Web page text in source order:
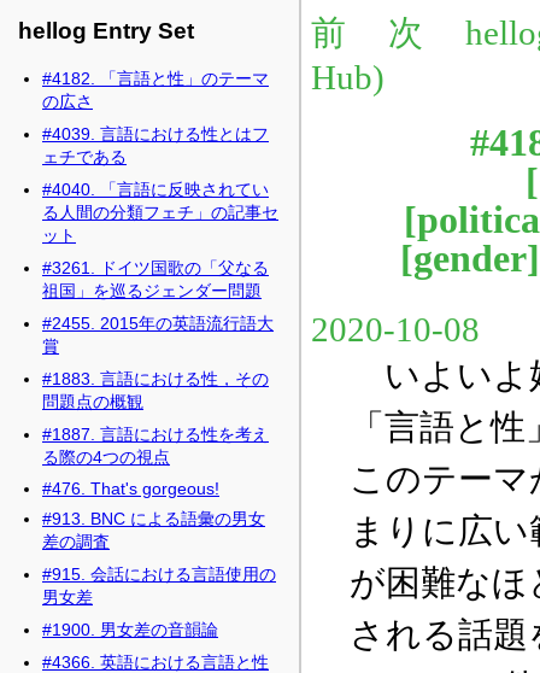
hellog Entry Set
#4182. 「言語と性」のテーマ
の広さ
#4039. 言語における性とはフ
ェチである
#4040. 「言語に反映されてい
る人間の分類フェチ」の記事セ
ット
#3261. ドイツ国歌の「父なる
祖国」を巡るジェンダー問題
#2455. 2015年の英語流行語大
賞
#1883. 言語における性，その
問題点の概観
#1887. 言語における性を考え
る際の4つの視点
#476. That's gorgeous!
#913. BNC による語彙の男女
差の調査
#915. 会話における言語使用の
男女差
#1900. 男女差の音韻論
#4366. 英語における言語と性